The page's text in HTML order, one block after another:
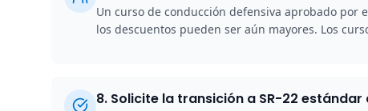
Un curso de conducción defensiva aprobado por
los descuentos pueden ser aún mayores. Los
8. Solicite la transición a SR-22